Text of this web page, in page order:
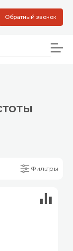
Обратный звонок
Фильтры